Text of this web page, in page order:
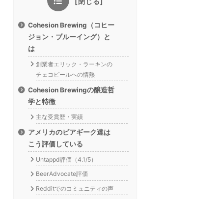
Cohesion Brewing（コヒー
ジョン・ブルーイング）と
は
創業者エリック・ラーキンの
チェコビールへの情熱
Cohesion Brewingの醸造哲
学と特徴
主な受賞歴・実績
アメリカのビアギーク達は
こう評価している
Untappd評価（4.1/5）
BeerAdvocate評価
Redditでのコミュニティの声